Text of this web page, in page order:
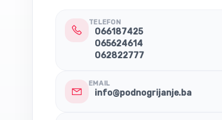
TELEFON
066187425
065624614
062822777
EMAIL
info@podnogrijanje.ba